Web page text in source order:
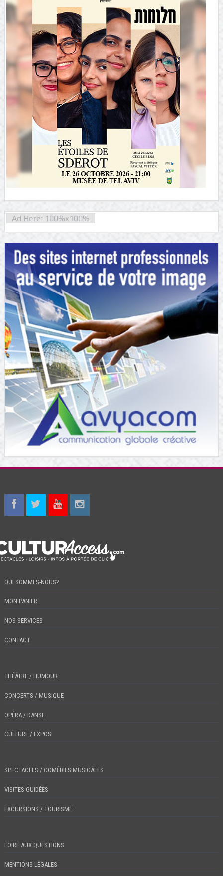
Ad Here: 100%x100%
QUI SOMMES-NOUS?
MON PANIER
NOS SERVICES
CONTACT
THÉÂTRE / HUMOUR
CONCERTS / MUSIQUE
OPÉRA / DANSE
CULTURE / EXPOS
SPECTACLES / COMÉDIES MUSICALES
VISITES GUIDÉES
EXCURSIONS / TOURISME
FOIRE AUX QUESTIONS
MENTIONS LÉGALES